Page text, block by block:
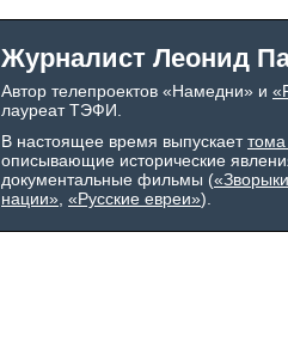
Журналист Леонид
Автор телепроектов «Намедни» и
лауреат ТЭФИ.
В настоящее время выпускает
описывающие исторические
документальные фильмы (
нации» «Русские евреи»).